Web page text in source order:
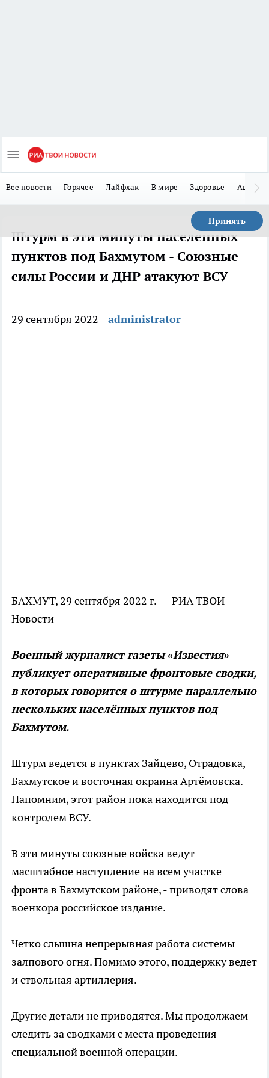
Все новости Горячее Лайфхак В мире Здоровье Авто
Принять
Штурм в эти минуты населенных
пунктов под Бахмутом - Союзные
силы России и ДНР атакуют ВСУ
29 сентября 2022 administrator
БАХМУТ, 29 сентября 2022 г. — РИА ТВОИ
Новости
Военный журналист газеты «Известия»
публикует оперативные фронтовые сводки,
в которых говорится о штурме параллельно
нескольких населённых пунктов под
Бахмутом.
Штурм ведется в пунктах Зайцево, Отрадовка,
Бахмутское и восточная окраина Артёмовска.
Напомним, этот район пока находится под
контролем ВСУ.
В эти минуты союзные войска ведут
масштабное наступление на всем участке
фронта в Бахмутском районе, - приводят слова
военкора российское издание.
Четко слышна непрерывная работа системы
залпового огня. Помимо этого, поддержку ведет
и ствольная артиллерия.
Другие детали не приводятся. Мы продолжаем
следить за сводками с места проведения
специальной военной операции.